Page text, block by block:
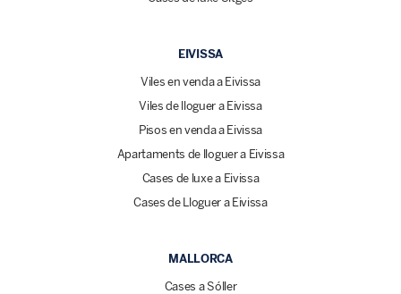
EIVISSA
Viles en venda a Eivissa
Viles de lloguer a Eivissa
Pisos en venda a Eivissa
Apartaments de lloguer a Eivissa
Cases de luxe a Eivissa
Cases de Lloguer a Eivissa
MALLORCA
Cases a Sóller